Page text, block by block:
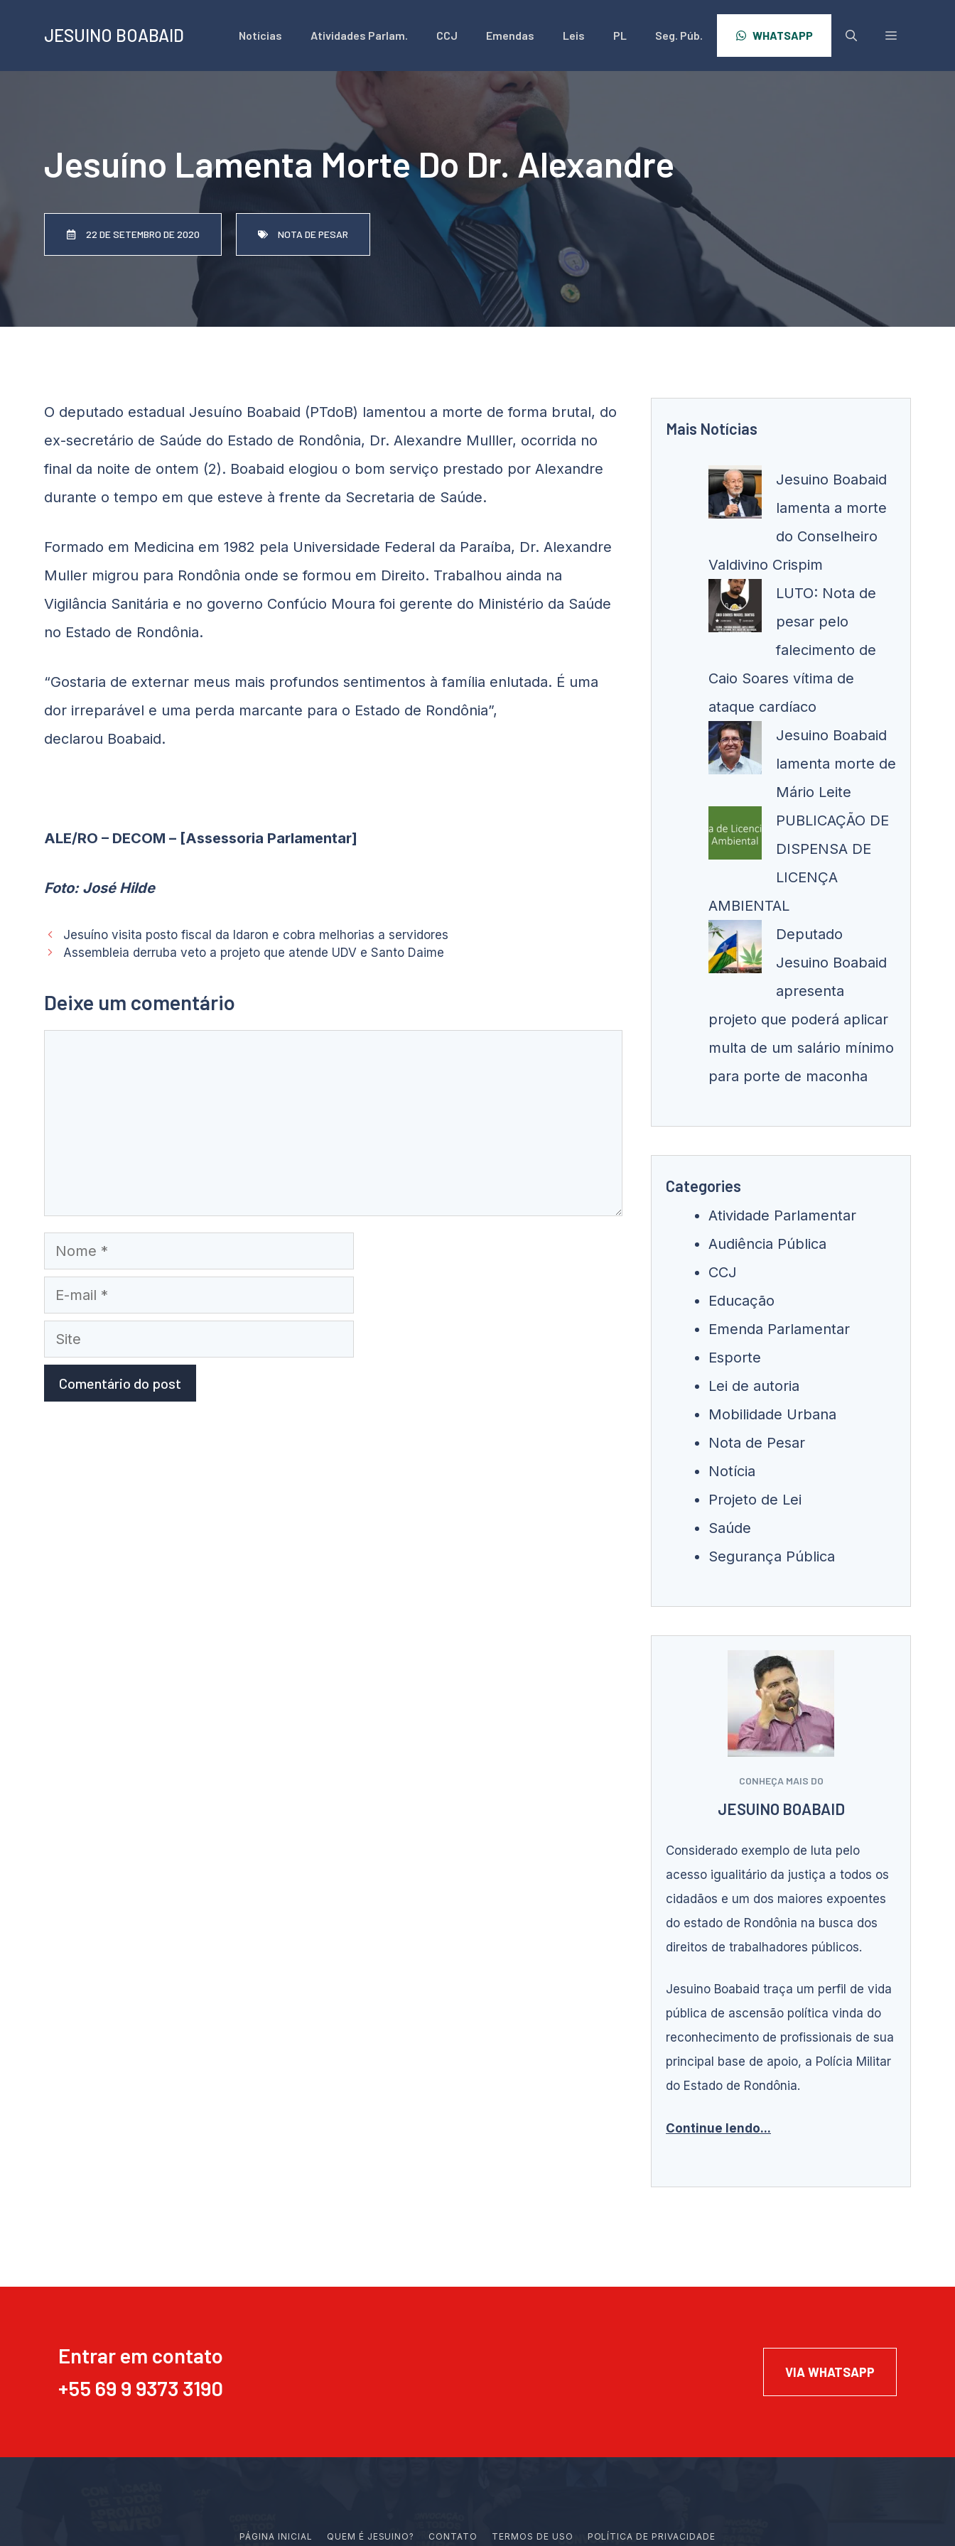
o
JESUINO BOABAID Notícias Atividades Parlam. CCJ Emendas Leis PL Seg. Púb. WHATSAPP
Jesuíno Lamenta Morte Do Dr. Alexandre
22 DE SETEMBRO DE 2020 NOTA DE PESAR
O deputado estadual Jesuíno Boabaid (PTdoB) lamentou a morte de forma brutal, do
ex-secretário de Saúde do Estado de Rondônia, Dr. Alexandre Mulller, ocorrida no
final da noite de ontem (2). Boabaid elogiou o bom serviço prestado por Alexandre
durante o tempo em que esteve à frente da Secretaria de Saúde.
Formado em Medicina em 1982 pela Universidade Federal da Paraíba, Dr. Alexandre
Muller migrou para Rondônia onde se formou em Direito. Trabalhou ainda na
Vigilância Sanitária e no governo Confúcio Moura foi gerente do Ministério da Saúde
no Estado de Rondônia.
“Gostaria de externar meus mais profundos sentimentos à família enlutada. É uma
dor irreparável e uma perda marcante para o Estado de Rondônia”,
declarou Boabaid.
ALE/RO – DECOM – [Assessoria Parlamentar]
Foto: José Hilde
Jesuíno visita posto fiscal da Idaron e cobra melhorias a servidores
Assembleia derruba veto a projeto que atende UDV e Santo Daime
Deixe um comentário
Nome
E-
mail
Site
Mais Notícias
Jesuino Boabaid
lamenta a morte
do Conselheiro
Valdivino Crispim
LUTO: Nota de
pesar pelo
falecimento de
Caio Soares vítima de
ataque cardíaco
Jesuino Boabaid
lamenta morte de
Mário Leite
PUBLICAÇÃO DE
DISPENSA DE
LICENÇA
AMBIENTAL
Deputado
Jesuino Boabaid
apresenta
projeto que poderá aplicar
multa de um salário mínimo
para porte de maconha
Categories
Atividade Parlamentar
Audiência Pública
CCJ
Educação
Emenda Parlamentar
Esporte
Lei de autoria
Mobilidade Urbana
Nota de Pesar
Notícia
Projeto de Lei
Saúde
Segurança Pública
CONHEÇA MAIS DO
JESUINO BOABAID
Considerado exemplo de luta pelo
acesso igualitário da justiça a todos os
cidadãos e um dos maiores expoentes
do estado de Rondônia na busca dos
direitos de trabalhadores públicos.
Jesuino Boabaid traça um perfil de vida
pública de ascensão política vinda do
reconhecimento de profissionais de sua
principal base de apoio, a Polícia Militar
do Estado de Rondônia.
Continue lendo...
Entrar em contato
+55 69 9 9373 3190
VIA WHATSAPP
PÁGINA INICIAL Q U EM É J ESU I N O? CONTATO TERMOS DE USO POLÍTICA DE PRIVACIDADE